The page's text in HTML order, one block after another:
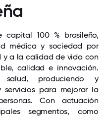
capital 100 % brasileño,
médica y sociedad por
y a la calidad de vida con
calidad e innovación.
produciendo y
para mejorar la
Con actuación
segmentos, como